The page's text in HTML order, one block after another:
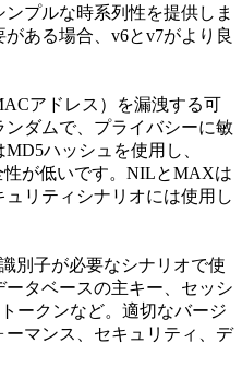
プルな時系列性を提供しま
ある場合、v6とv7がより良
アドレス）を漏洩する可
ダムで、プライバシーに敏
ハッシュを使用し、
性が低いです。NILとMAXは
リティシナリオには使用し
別子が必要なシナリオで使
タベースの主キー、セッシ
ークンなど。適切なバージ
マンス、セキュリティ、デ